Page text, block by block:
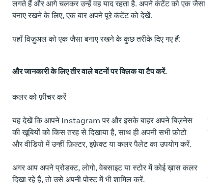
लगते हैं और आगे चलकर उन्हें वह याद रहता है. अपने कंटेंट को एक जैसा
बनाए रखने के लिए, एक बार अपने पूरे कंटेंट को देखें.
यहाँ विज़ुअल को एक जैसा बनाए रखने के कुछ तरीके दिए गए हैं:
और जानकारी के लिए तीर वाले बटनों पर क्लिक या टैप करें.
कलर को फ़ीचर करें
यह देखें कि आपने Instagram पर और इसके बाहर अपने बिज़नेस
की खूबियों को किस तरह से दिखाया है, साथ ही अपनी सभी फ़ोटो
और वीडियो में उन्हीं फ़िल्टर, इफ़ेक्ट या कलर पैलेट का उपयोग करें.
अगर आप अपने प्रोडक्ट, लोगो, वेबसाइट या स्टोर में कोई ख़ास कलर
दिखा रहे हैं, तो उसे अपनी पोस्ट में भी शामिल करें.